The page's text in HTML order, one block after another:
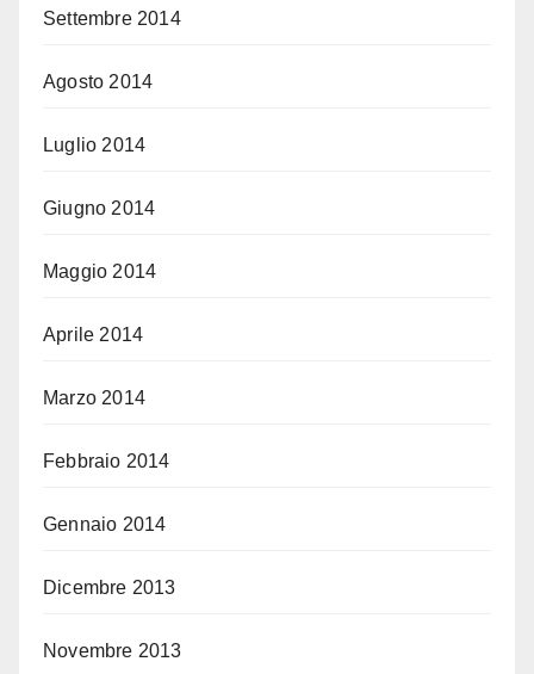
Settembre 2014
Agosto 2014
Luglio 2014
Giugno 2014
Maggio 2014
Aprile 2014
Marzo 2014
Febbraio 2014
Gennaio 2014
Dicembre 2013
Novembre 2013